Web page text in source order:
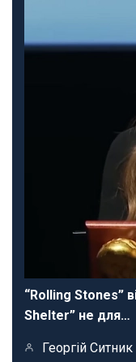
“Rolling Stones”
Shelter” не для…
Георгій Ситник